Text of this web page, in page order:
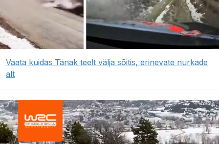
Vaata kuidas Tänak teelt välja sõitis, erinevate nurkade
alt